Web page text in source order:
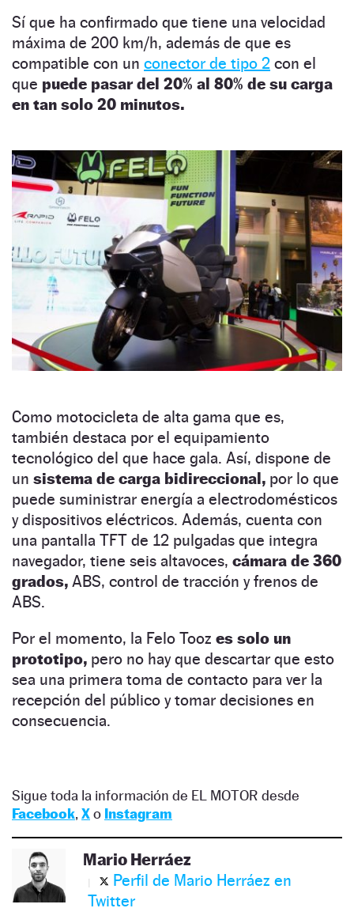
Sí que ha confirmado que tiene una velocidad
máxima de 200 km/h, además de que es
compatible con un conector de tipo 2 con el
que puede pasar del 20% al 80% de su carga
en tan solo 20 minutos.
Como motocicleta de alta gama que es,
también destaca por el equipamiento
tecnológico del que hace gala. Así, dispone de
un sistema de carga bidireccional, por lo que
puede suministrar energía a electrodomésticos
y dispositivos eléctricos. Además, cuenta con
una pantalla TFT de 12 pulgadas que integra
navegador, tiene seis altavoces, cámara de 360
grados, ABS, control de tracción y frenos de
ABS.
Por el momento, la Felo Tooz es solo un
prototipo, pero no hay que descartar que esto
sea una primera toma de contacto para ver la
recepción del público y tomar decisiones en
consecuencia.
Sigue toda la información de EL MOTOR desde
Facebook, Xo Instagram
Mario Herráez
Perfil de Mario Herráez en
Twitter